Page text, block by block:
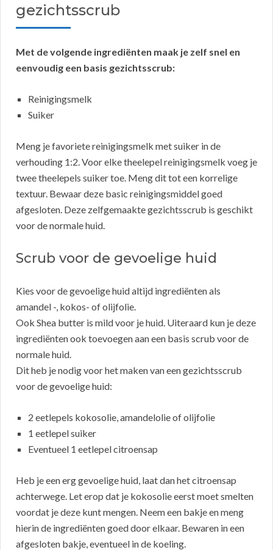
gezichtsscrub
Met de volgende ingrediënten maak je zelf snel en
eenvoudig een basis gezichtsscrub:
Reinigingsmelk
Suiker
Meng je favoriete reinigingsmelk met suiker in de
verhouding 1:2. Voor elke theelepel reinigingsmelk voeg je
twee theelepels suiker toe. Meng dit tot een korrelige
textuur. Bewaar deze basic reinigingsmiddel goed
afgesloten. Deze zelfgemaakte gezichtsscrub is geschikt
voor de normale huid.
Scrub voor de gevoelige huid
Kies voor de gevoelige huid altijd ingrediënten als
amandel -, kokos- of olijfolie.
Ook Shea butter is mild voor je huid. Uiteraard kun je deze
ingrediënten ook toevoegen aan een basis scrub voor de
normale huid.
Dit heb je nodig voor het maken van een gezichtsscrub
voor de gevoelige huid:
2 eetlepels kokosolie, amandelolie of olijfolie
1 eetlepel suiker
Eventueel 1 eetlepel citroensap
Heb je een erg gevoelige huid, laat dan het citroensap
achterwege. Let erop dat je kokosolie eerst moet smelten
voordat je deze kunt mengen. Neem een bakje en meng
hierin de ingrediënten goed door elkaar. Bewaren in een
afgesloten bakje, eventueel in de koeling.